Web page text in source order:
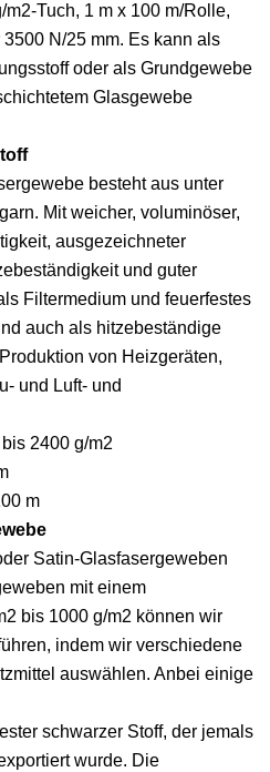
Tuch, 1 m x 100 m/Rolle,
N/25 mm. Es kann als
oder als Grundgewebe
Glasgewebe
besteht aus unter
Mit weicher, voluminöser,
ausgezeichneter
und guter
Filtermedium und feuerfestes
auch als hitzebeständige
von Heizgeräten,
und Luft- und
2400 g/m2
m
Satin-Glasfasergeweben
mit einem
bis 1000 g/m2 können wir
indem wir verschiedene
auswählen. Anbei einige
schwarzer Stoff, der jemals
wurde. Die